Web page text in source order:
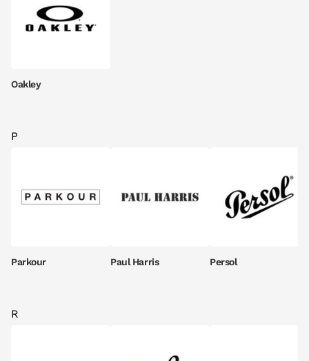
Oakley
P
Parkour Paul Harris Persol
R